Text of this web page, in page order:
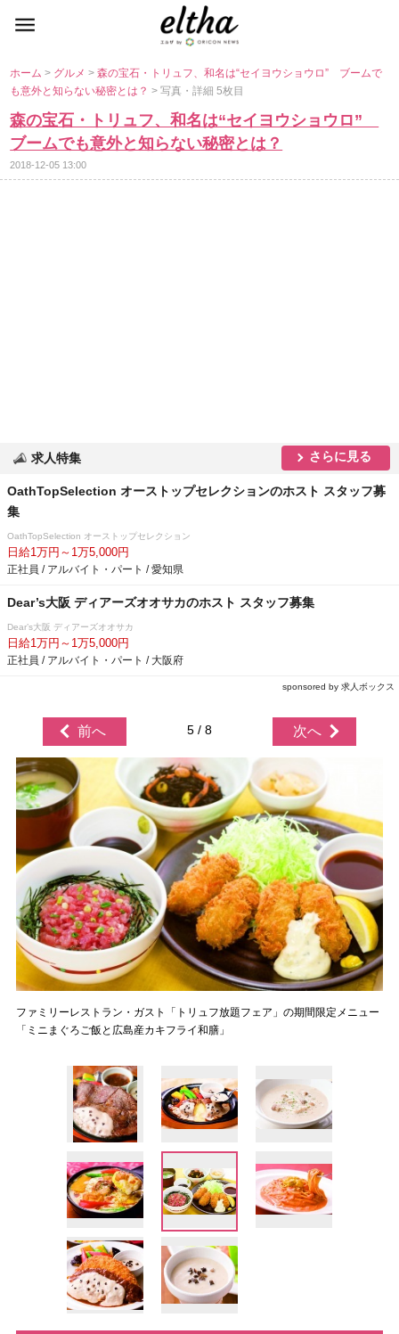
ホーム> グルメ>森の宝石・トリュフ、和名は“セイヨウショウロ” ブームで
も意外と知らない秘密とは？> 写真・詳細 5枚目
森の宝石・トリュフ、和名は“セイヨウショウロ”
ブームでも意外と知らない秘密とは？
2018-12-05 13:00
求人特集 さらに見る
OathTopSelection オーストップセレクションのホスト スタッフ募
集
OathTopSelection オーストップセレクション
日給1万円～1万5,000円
正社員 / アルバイト・パート / 愛知県
Dear’s大阪 ディアーズオオサカのホスト スタッフ募集
Dear’s大阪 ディアーズオオサカ
日給1万円～1万5,000円
正社員 / アルバイト・パート / 大阪府
sponsored by 求人ボックス
前へ 5 / 8 次へ
ファミリーレストラン・ガスト「トリュフ放題フェア」の期間限定メニュー
「ミニまぐろご飯と広島産カキフライ和膳」